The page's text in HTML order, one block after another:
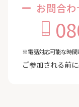
お問合わ
※電話対応可能な時間
ご参加される前